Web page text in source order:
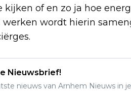
of en zo ja hoe
wordt hierin
Nieuwsbrief!
nieuws van Arnhem Nieuws in